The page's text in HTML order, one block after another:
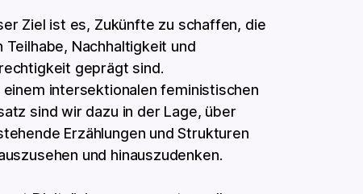
Ziel ist es, Zukünfte zu schaffen, die
Teilhabe, Nachhaltigkeit und
geprägt sind.
einem inter­sektionalen feministischen
sind wir dazu in der Lage, über
Erzählungen und Strukturen
und hinauszudenken.